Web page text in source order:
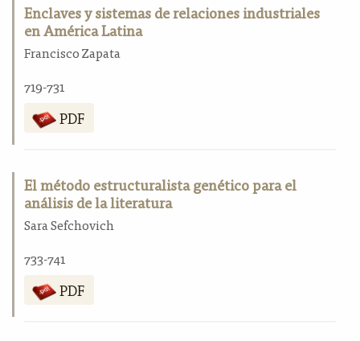
Enclaves y sistemas de relaciones industriales
en América Latina
Francisco Zapata
719-731
PDF
El método estructuralista genético para el
análisis de la literatura
Sara Sefchovich
733-741
PDF